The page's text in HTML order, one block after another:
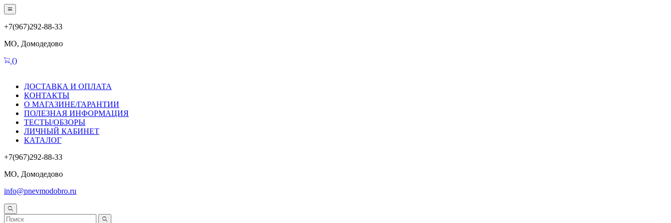
+7(967)292-88-33
МО, Домодедово
()
ДОСТАВКА И ОПЛАТА
КОНТАКТЫ
О МАГАЗИНЕ/ГАРАНТИИ
ПОЛЕЗНАЯ ИНФОРМАЦИЯ
ТЕСТЫ/ОБЗОРЫ
ЛИЧНЫЙ КАБИНЕТ
КАТАЛОГ
+7(967)292-88-33
МО, Домодедово
info@pnevmodobro.ru